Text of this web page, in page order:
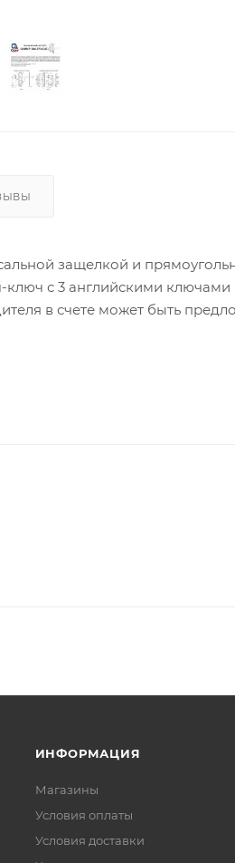
защелкой и
с 3 английскими ключами
в счете может быть
заказ был получен.
ИНФОРМАЦИЯ
Магазины
Условия оплаты
Условия доставки